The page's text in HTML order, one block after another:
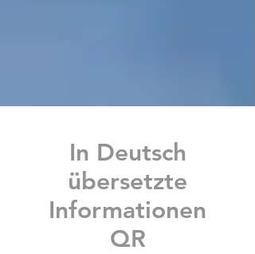
In Deutsch
übersetzte
Informationen
QR